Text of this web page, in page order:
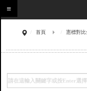
首頁 憲標對